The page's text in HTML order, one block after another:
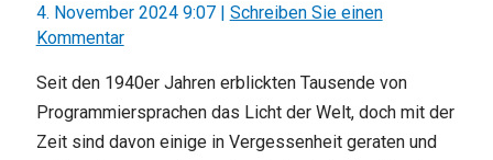
4. November 2024 9:07
Schreiben Sie einen
Kommentar
Seit den 1940er Jahren erblickten Tausende von
Programmiersprachen das Licht der Welt, doch mit der
Zeit sind davon einige in Vergessenheit geraten und